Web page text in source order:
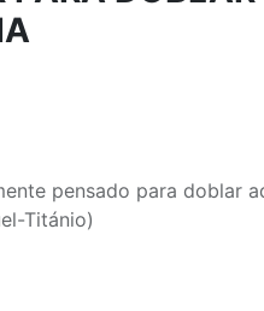
pensado para doblar
Titánio)